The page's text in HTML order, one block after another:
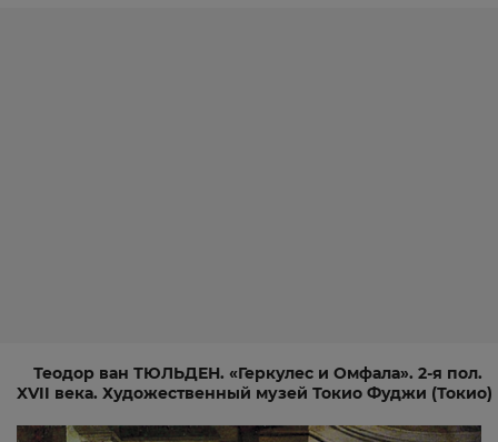
Теодор ван ТЮЛЬДЕН. «Геркулес и Омфала». 2-я пол.
XVII века. Художественный музей Токио Фуджи (Токио)